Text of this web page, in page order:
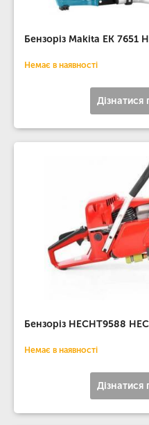
Бензоріз Makita EK 7651
Немає в наявності
Дізнатися
Бензоріз HECHT9588
Немає в наявності
Дізнатися